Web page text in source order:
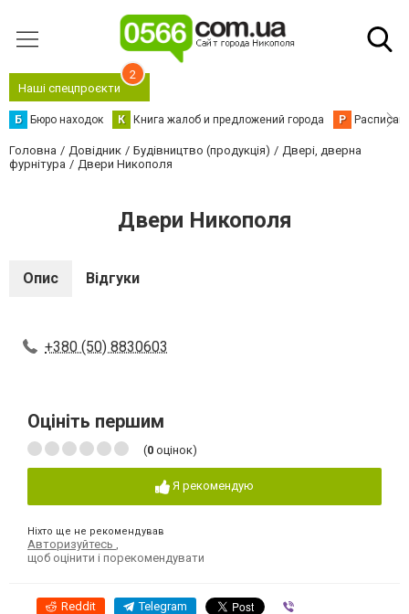
Наші спецпроєкти
2
Б Бюро находок К Книга жалоб и предложений города Р
Головна Довідник Будівництво (продукція)
Двері, дверна
фурнітура
Двери Никополя
Двери Никополя
Опис Відгуки
+380 (50) 8830603
Оцініть першим
(0 оцінок)
Я рекомендую
Ніхто ще не рекомендував
Авторизуйтесь
щоб оцінити і порекомендувати
Reddit Telegram